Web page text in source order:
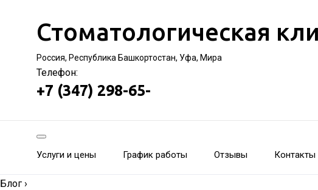
Стоматологическая
Россия, Республика Башкортостан, Уфа, Мира
Телефон:
+7 (347) 298-65-
Услуги и цены График работы Отзывы Контакты
Блог ›